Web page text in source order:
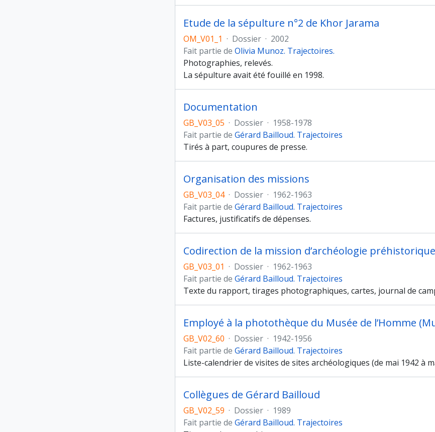
Etude de la sépulture n°2 de Khor Jarama
OM_V01_1 · Dossier · 2002
Fait partie de Olivia Munoz. Trajectoires.
Photographies, relevés.
La sépulture avait été fouillé en 1998.
Documentation
GB_V03_05 · Dossier · 1958-1978
Fait partie de Gérard Bailloud. Trajectoires
Tirés à part, coupures de presse.
Organisation des missions
GB_V03_04 · Dossier · 1962-1963
Fait partie de Gérard Bailloud. Trajectoires
Factures, justificatifs de dépenses.
GB_V03_01 · Dossier · 1962-1963
Fait partie de Gérard Bailloud. Trajectoires
Texte du rapport, tirages photographiques, cartes, journal de
Employé à la photothèque du Musée de l’Homme
GB_V02_60 · Dossier · 1942-1956
Fait partie de Gérard Bailloud. Trajectoires
Liste-calendrier de visites de sites archéologiques (de mai 1942 à
Collègues de Gérard Bailloud
GB_V02_59 · Dossier · 1989
Fait partie de Gérard Bailloud. Trajectoires